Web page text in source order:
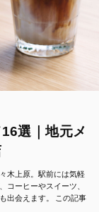
選｜地元メ
木上原。駅前には気軽
ーヒーやスイーツ、
出会えます。 この記事